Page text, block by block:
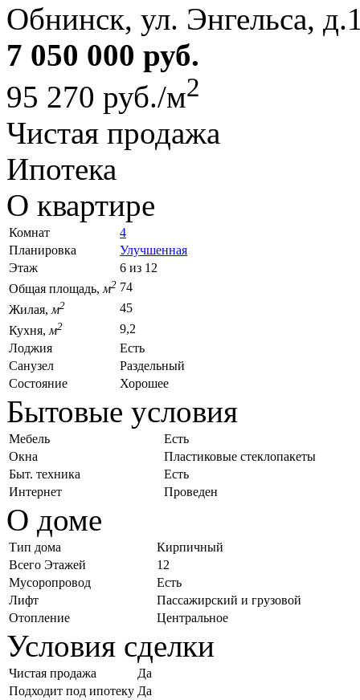
Обнинск, ул. Энгельса,
7 050 000 руб.
95 270 руб./м2
Чистая продажа
Ипотека
О квартире
Комнат
4
Планировка
Улучшенная
Этаж
6 из 12
Общая площадь, м2 74
Жилая, м2
45
Кухня, м2
9,2
Лоджия
Есть
Санузел
Раздельный
Состояние
Хорошее
Бытовые условия
Мебель
Есть
Окна
Пластиковые стеклопакеты
Быт. техника
Есть
Интернет
Проведен
О доме
Тип дома
Кирпичный
Всего Этажей
12
Мусоропровод
Есть
Лифт
Пассажирский и грузовой
Отопление
Центральное
Условия сделки
Чистая продажа
Да
Подходит под ипотеку Да